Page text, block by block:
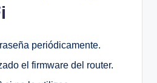
periódicamente.
el firmware del router.